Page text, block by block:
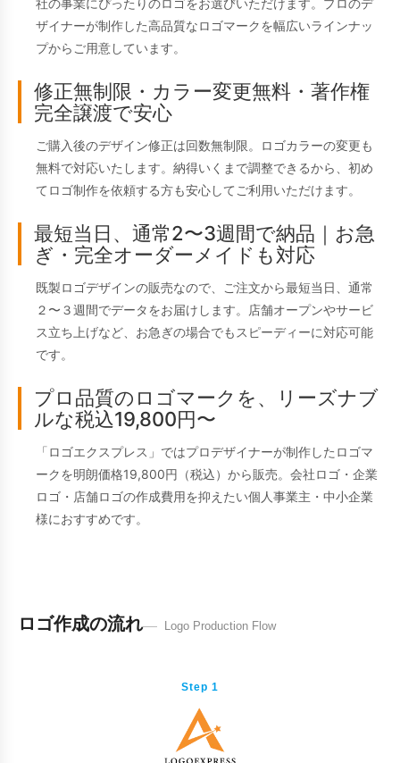
ザイナーが制作した高品質なロゴマークを幅広いラインナッ
プからご用意しています。
修正無制限・カラー変更無料・著作権
完全譲渡で安心
ご購入後のデザイン修正は回数無制限。ロゴカラーの変更も
無料で対応いたします。納得いくまで調整できるから、初め
てロゴ制作を依頼する方も安心してご利用いただけます。
最短当日、通常2〜3週間で納品｜お急
ぎ・完全オーダーメイドも対応
既製ロゴデザインの販売なので、ご注文から最短当日、通常
２〜３週間でデータをお届けします。店舗オープンやサービ
ス立ち上げなど、お急ぎの場合でもスピーディーに対応可能
です。
プロ品質のロゴマークを、リーズナブ
ルな税込19,800円〜
「ロゴエクスプレス」ではプロデザイナーが制作したロゴマ
ークを明朗価格19,800円（税込）から販売。会社ロゴ・企業
ロゴ・店舗ロゴの作成費用を抑えたい個人事業主・中小企業
様におすすめです。
ロゴ作成の流れ Logo Production Flow
Step 1